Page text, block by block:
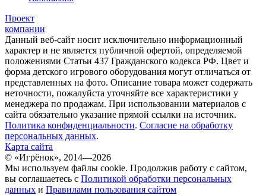
Проект
компании
Данный веб-сайт носит исключительно информационный
характер и не является публичной офертой, определяемой
положениями Статьи 437 Гражданского кодекса РФ. Цвет и
форма детского игрового оборудования могут отличаться от
представленных на фото. Описание товара может содержать
неточности, пожалуйста уточняйте все характеристики у
менеджера по продажам. При использовании материалов с
сайта обязательно указание прямой ссылки на источник.
Политика конфиденциальности. Согласие на обработку
персональных данных.
Карта сайта
© «Игрёнок», 2014—2026
Мы используем файлы cookie. Продолжив работу с сайтом,
вы соглашаетесь с Политикой обработки персональных
данных и Правилами пользования сайтом